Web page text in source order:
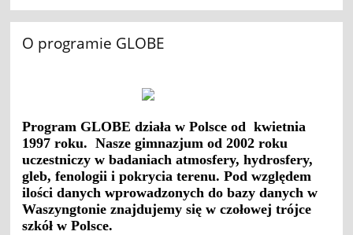
O programie GLOBE
Program GLOBE działa w Polsce od kwietnia
1997 roku. Nasze gimnazjum od 2002 roku
uczestniczy w badaniach atmosfery, hydrosfery,
gleb, fenologii i pokrycia terenu. Pod względem
ilości danych wprowadzonych do bazy danych w
Waszyngtonie znajdujemy się w czołowej trójce
szkół w Polsce.